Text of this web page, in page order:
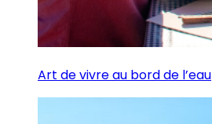
Art de vivre au bord de l’eau